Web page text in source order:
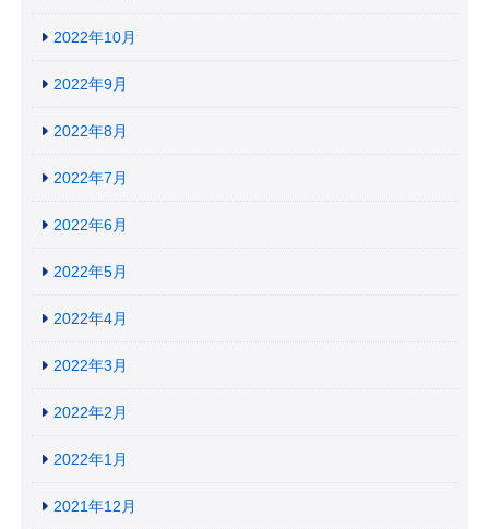
2022年10月
2022年9月
2022年8月
2022年7月
2022年6月
2022年5月
2022年4月
2022年3月
2022年2月
2022年1月
2021年12月